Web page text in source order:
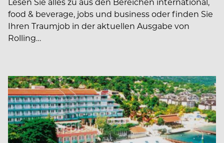
food & beverage, jobs und business oder finden Sie
Ihren Traumjob in der aktuellen Ausgabe von
Rolling…